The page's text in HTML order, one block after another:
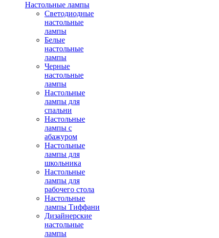
Настольные лампы
Светодиодные
настольные
лампы
Белые
настольные
лампы
Черные
настольные
лампы
Настольные
лампы для
спальни
Настольные
лампы с
абажуром
Настольные
лампы для
школьника
Настольные
лампы для
рабочего стола
Настольные
лампы Тиффани
Дизайнерские
настольные
лампы